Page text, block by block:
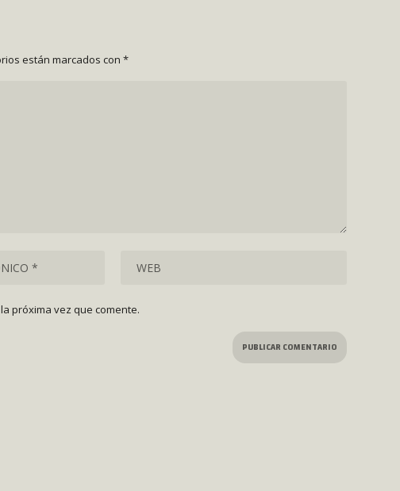
están marcados con *
próxima vez que comente.